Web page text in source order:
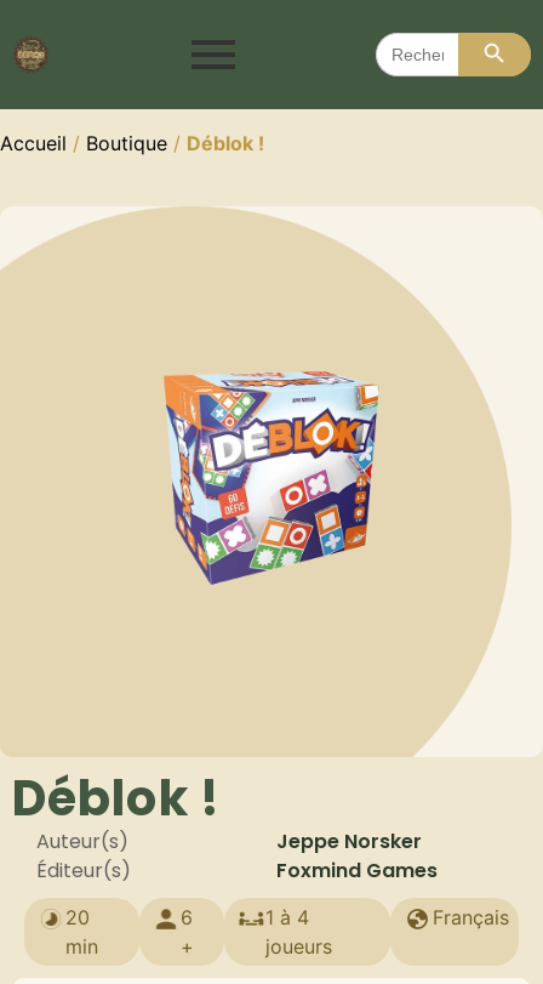
Search
for:
Search
Accueil / Boutique / Déblok !
Déblok !
Auteur(s)
Jeppe Norsker
Éditeur(s)
Foxmind Games
20
min
6
+
1 à 4
joueurs
Français